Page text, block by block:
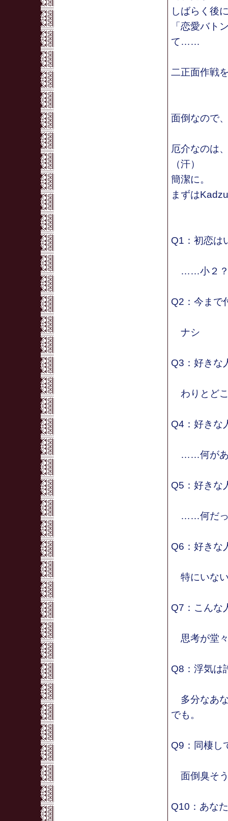
しばらく後
「恋愛バト
て……
二正面作戦
面倒なので
厄介なのは
（汗）
簡潔に。
まずは
Q1：初恋は
……小２？
Q2：今まで
ナシ
Q3：好きな
わりとど
Q4：好きな
……何があ
Q5：好きな
……何だっ
Q6：好きな
特にいな
Q7：こんな
思考が堂
Q8：浮気は
多分なあ
でも。
Q9：同棲し
面倒臭そ
Q10：あな